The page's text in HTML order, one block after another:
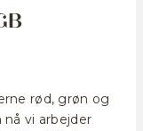
rød, grøn og
vi arbejder